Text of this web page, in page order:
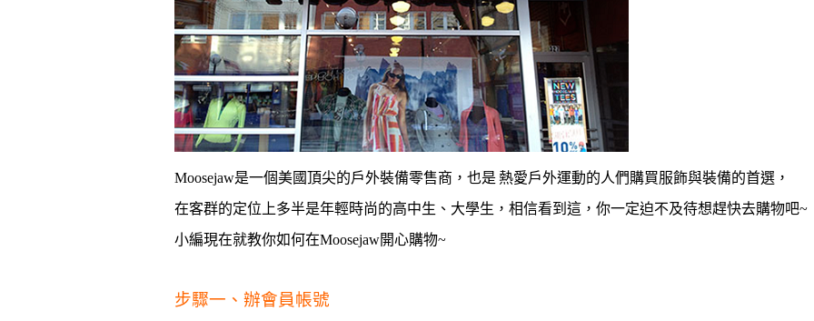
Moosejaw是一個美國頂尖的戶外裝備零售商，也是 熱愛戶外運動的人們購買服飾與裝備的首選，
在客群的定位上多半是年輕時尚的高中生、大學生， 相信看到這， 你一定迫不及待想趕快去購物吧~
小編現在就教你如何在Moosejaw開心購物~
步驟一、辦會員帳號